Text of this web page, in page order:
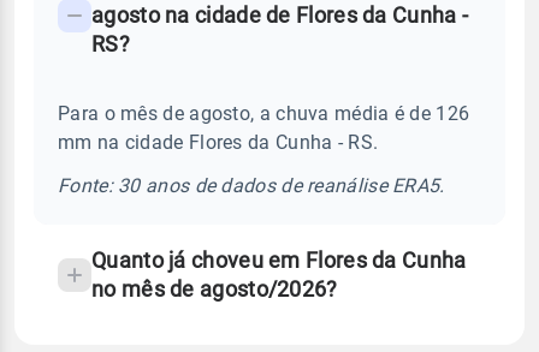
Perguntas
frequentes
chuva
temperatura
agosto na cidade de Flores da Cunha -
RS?
Para o mês de agosto, a chuva média é de 126
mm na cidade Flores da Cunha - RS.
Fonte: 30 anos de dados de reanálise ERA5.
Quanto já choveu em Flores da Cunha
no mês de agosto/2026?